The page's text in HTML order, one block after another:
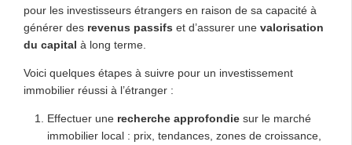
pour les investisseurs étrangers en raison de sa capacité à
générer des revenus passifs et d’assurer une valorisation
du capital à long terme.
Voici quelques étapes à suivre pour un investissement
immobilier réussi à l’étranger :
Effectuer une recherche approfondie sur le marché
immobilier local : prix, tendances, zones de croissance,